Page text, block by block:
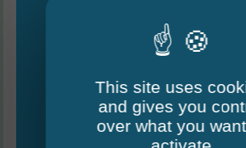
Le Mag - édition
This site uses
and gives you
over what you